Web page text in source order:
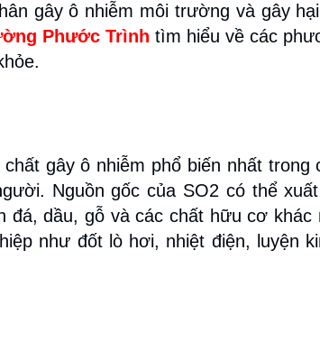
gây ô nhiễm môi trường và gây
Phước Trình tìm hiểu về các
gây ô nhiễm phổ biến nhất trong
Nguồn gốc của SO2 có thể
đá, dầu, gỗ và các chất hữu cơ khác
như đốt lò hơi, nhiệt điện, luyện